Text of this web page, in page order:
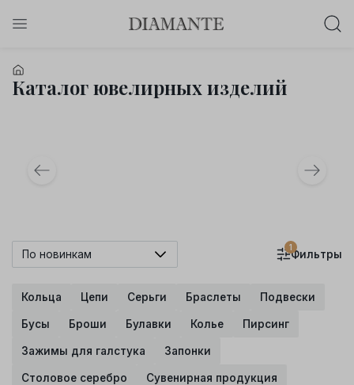
0 : 0 : 0 : 0
Каталог ювелирных изделий
Кольца Цепи Серьги Браслеты Подвески
Бусы Броши Булавки Колье Пирсинг
Зажимы для галстука Запонки
Столовое серебро Сувенирная продукция
По новинкам
1
Фильтры